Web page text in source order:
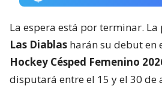
La espera está por terminar.
Las Diablas harán su debut en
Hockey Césped Femenino
disputará entre el 15 y el 30 de